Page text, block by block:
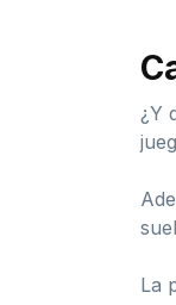
¿Y
La